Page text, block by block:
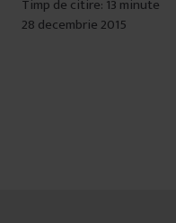
Timp de citire: 13 minute
28 decembrie 2015